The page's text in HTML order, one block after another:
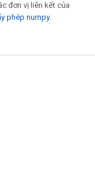
đơn vị liên kết của
phép numpy.